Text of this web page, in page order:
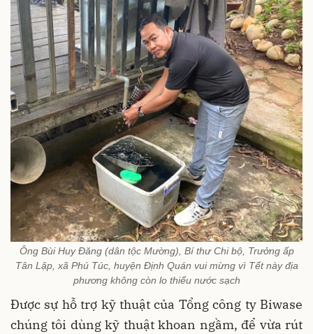
Ông Bùi Huy Đăng (dân tộc Mường), Bí thư Chi bộ, Trưởng ấp
Tân Lập, xã Phú Túc, huyện Định Quán vui mừng vì Tết này địa
phương không còn lo thiếu nước sạch
Được sự hỗ trợ kỹ thuật của Tổng công ty Biwase
chúng tôi dùng kỹ thuật khoan ngầm, để vừa rút